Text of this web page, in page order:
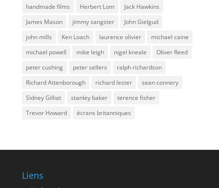
handmade films
Herbert Lom
Jack Hawkins
James Mason
jimmy sangster
John Gielgud
john mills
Ken Loach laurence olivier
michael caine
michael powell
mike leigh nigel kneale
Oliver Reed
peter cushing
peter sellers
ralph richardson
Richard Attenborough
richard lester
sean connery
Sidney Gilliat
stanley baker
terence fisher
Trevor Howard
écrans britanniques
Liens